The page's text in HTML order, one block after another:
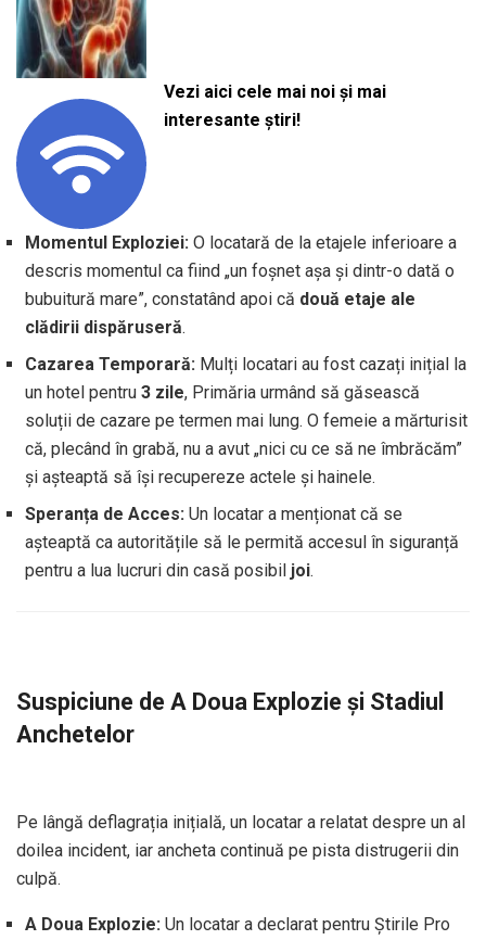
Vezi aici cele mai noi și mai
interesante știri!
Momentul Exploziei: O locatară de la etajele inferioare a
descris momentul ca fiind „un foșnet așa și dintr-o dată o
bubuitură mare”, constatând apoi că două etaje ale
clădirii dispăruseră.
Cazarea Temporară: Mulți locatari au fost cazați inițial la
un hotel pentru 3 zile, Primăria urmând să găsească
soluții de cazare pe termen mai lung. O femeie a mărturisit
că, plecând în grabă, nu a avut „nici cu ce să ne îmbrăcăm”
și așteaptă să își recupereze actele și hainele.
Speranța de Acces: Un locatar a menționat că se
așteaptă ca autoritățile să le permită accesul în siguranță
pentru a lua lucruri din casă posibil joi.
Suspiciune de A Doua Explozie și Stadiul
Anchetelor
Pe lângă deflagrația inițială, un locatar a relatat despre un al
doilea incident, iar ancheta continuă pe pista distrugerii din
culpă.
A Doua Explozie: Un locatar a declarat pentru Știrile Pro